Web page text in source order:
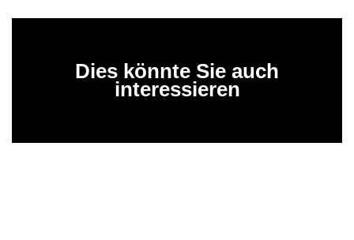
Dies könnte Sie auch
interessieren